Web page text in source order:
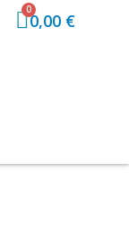
0,00 €